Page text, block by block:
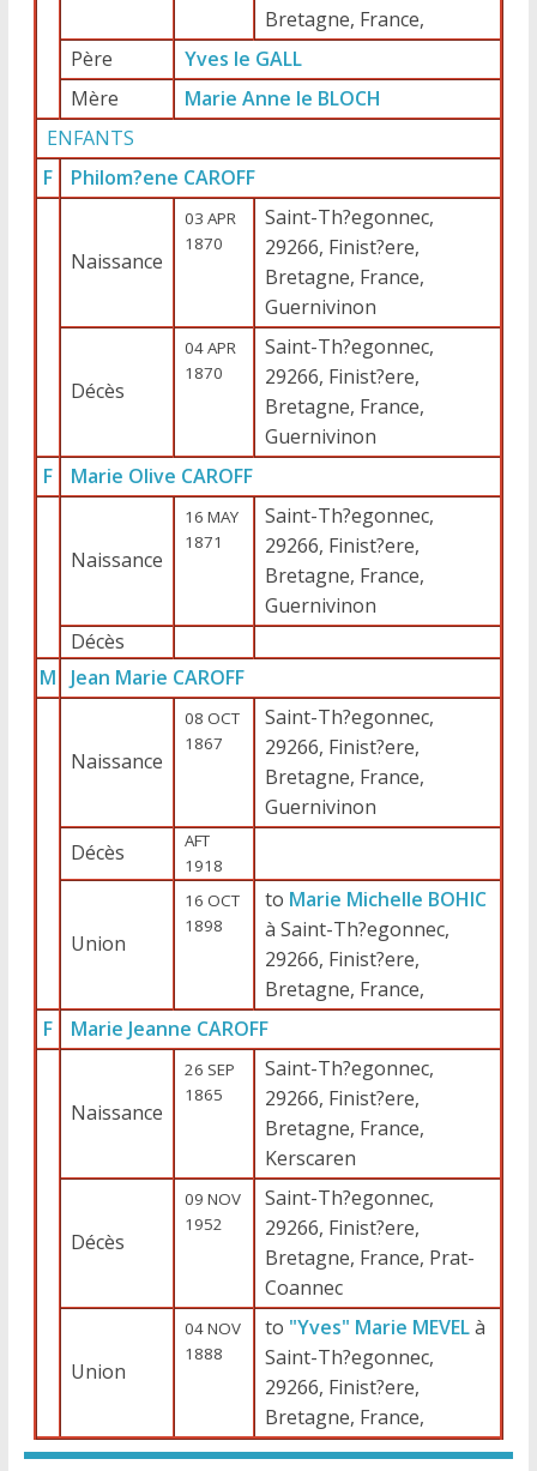
Bretagne, France,
Père
Yves le GALL
Mère
Marie Anne le BLOCH
ENFANTS
F
Philom?ene CAROFF
Naissance
03 APR
1870
Saint-Th?egonnec,
29266, Finist?ere,
Bretagne, France,
Guernivinon
Décès
04 APR
1870
Saint-Th?egonnec,
29266, Finist?ere,
Bretagne, France,
Guernivinon
F
Marie Olive CAROFF
Naissance
16 MAY
1871
Saint-Th?egonnec,
29266, Finist?ere,
Bretagne, France,
Guernivinon
Décès
M
Jean Marie CAROFF
Naissance
08 OCT
1867
Saint-Th?egonnec,
29266, Finist?ere,
Bretagne, France,
Guernivinon
Décès
AFT
1918
Union
16 OCT
1898
to Marie Michelle BOHIC
à Saint-Th?egonnec,
29266, Finist?ere,
Bretagne, France,
F
Marie Jeanne CAROFF
Naissance
26 SEP
1865
Saint-Th?egonnec,
29266, Finist?ere,
Bretagne, France,
Kerscaren
Décès
09 NOV
1952
Saint-Th?egonnec,
29266, Finist?ere,
Bretagne, France, Prat-
Coannec
Union
04 NOV
1888
to "Yves" Marie MEVELà
Saint-Th?egonnec,
29266, Finist?ere,
Bretagne, France,